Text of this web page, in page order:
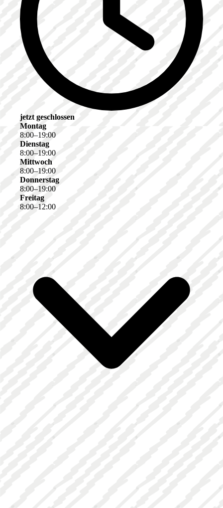
jetzt geschlossen
Montag
8:00–19:00
Dienstag
8:00–19:00
Mittwoch
8:00–19:00
Donnerstag
8:00–19:00
Freitag
8:00–12:00